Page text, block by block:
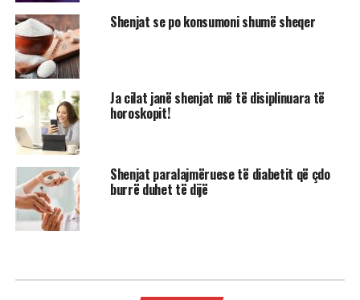
Shenjat se po konsumoni shumë sheqer
Ja cilat janë shenjat më të disiplinuara të
horoskopit!
Shenjat paralajmëruese të diabetit që çdo
burrë duhet të dijë